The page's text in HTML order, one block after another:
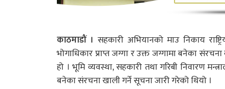
काठमाडौं । सहकारी अभियानको माउ निकाय
भोगाधिकार प्राप्त जग्गा र उक्त जग्गामा बनेका
हो । भूमि व्यवस्था, सहकारी तथा गरिबी निवारण
बनेका संरचना खाली गर्ने सूचना जारी गरेको थियो ।